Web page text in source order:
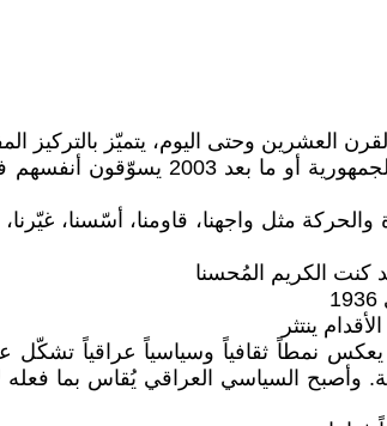
العشرين وحتى اليوم، يتميّز بالتركيز
والساسة العراقيين في
مثل واجهنا، قاومنا، أسّسنا،
كنت الكريم المُحسنا
ينتثر
يعكس نمطاً ثقافياً وسياسياً عراقياً
وأصبح السياسي العراقي يُقاس بما